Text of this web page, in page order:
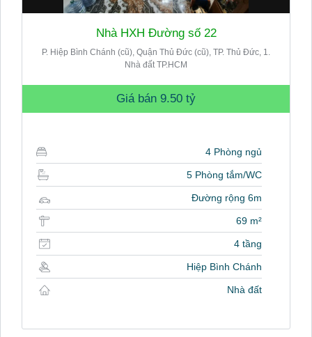
Nhà HXH Đường số 22
P. Hiệp Bình Chánh (cũ), Quận Thủ Đức (cũ), TP. Thủ Đức, 1.
Nhà đất TP.HCM
Giá bán 9.50 tỷ
4 Phòng ngủ
5 Phòng tắm/WC
Đường rộng 6m
69 m²
4 tầng
Hiệp Bình Chánh
Nhà đất